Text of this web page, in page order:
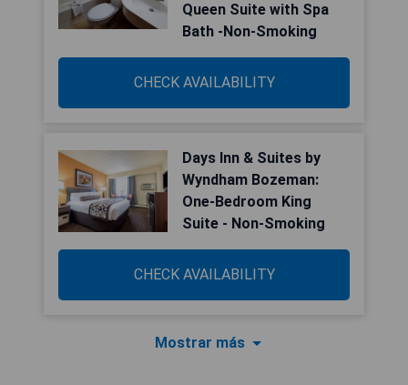
Queen Suite with Spa
Bath -Non-Smoking
CHECK AVAILABILITY
Days Inn & Suites by
Wyndham Bozeman:
One-Bedroom King
Suite - Non-Smoking
CHECK AVAILABILITY
Mostrar más